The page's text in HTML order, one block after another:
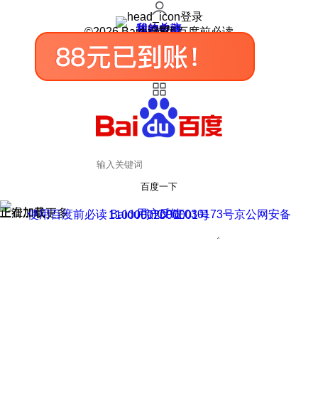
登录
我的关注
我的收藏
皮肤中心
用户反馈
设置
©2026 Baidu 使用百度前必读
百度一下
正在加载
上滑加载更多 用户反馈
使用百度前必读 Baidu 京ICP证030173号
京公网安备11000002000001号